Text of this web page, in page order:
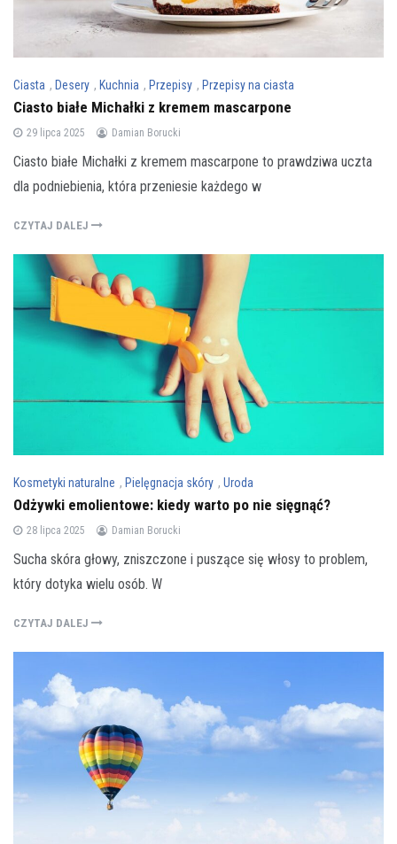
Ciasta , Desery , Kuchnia , Przepisy , Przepisy na ciasta
Ciasto białe Michałki z kremem mascarpone
29 lipca 2025 Damian Borucki
Ciasto białe Michałki z kremem mascarpone to prawdziwa uczta
dla podniebienia, która przeniesie każdego w
CZYTAJ DALEJ
Kosmetyki naturalne , Pielęgnacja skóry , Uroda
Odżywki emolientowe: kiedy warto po nie sięgnąć?
28 lipca 2025 Damian Borucki
Sucha skóra głowy, zniszczone i puszące się włosy to problem,
który dotyka wielu osób. W
CZYTAJ DALEJ